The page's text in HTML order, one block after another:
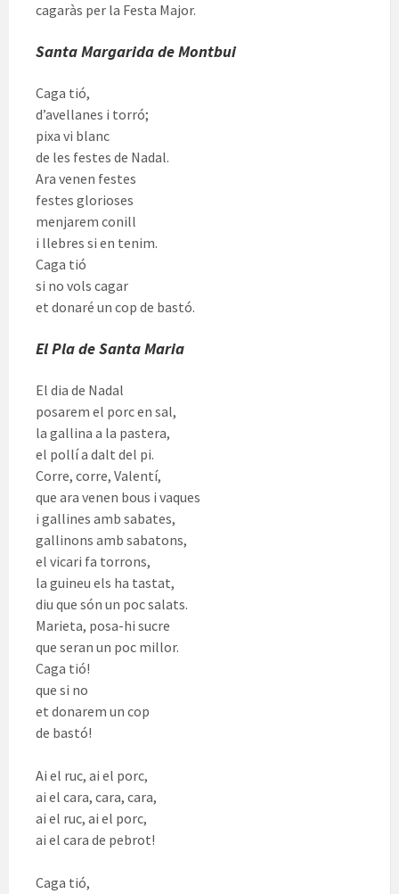
cagaràs per la Festa Major.
Santa Margarida de Montbui
Caga tió,
d’avellanes i torró;
pixa vi blanc
de les festes de Nadal.
Ara venen festes
festes glorioses
menjarem conill
i llebres si en tenim.
Caga tió
si no vols cagar
et donaré un cop de bastó.
El Pla de Santa Maria
El dia de Nadal
posarem el porc en sal,
la gallina a la pastera,
el pollí a dalt del pi.
Corre, corre, Valentí,
que ara venen bous i vaques
i gallines amb sabates,
gallinons amb sabatons,
el vicari fa torrons,
la guineu els ha tastat,
diu que són un poc salats.
Marieta, posa-hi sucre
que seran un poc millor.
Caga tió!
que si no
et donarem un cop
de bastó!
Ai el ruc, ai el porc,
ai el cara, cara, cara,
ai el ruc, ai el porc,
ai el cara de pebrot!
Caga tió,